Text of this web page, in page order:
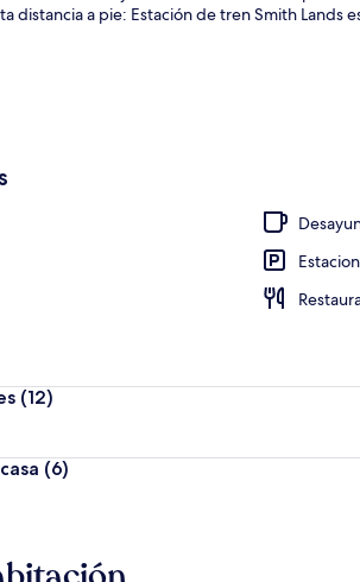
distancia a pie: Estación de tren Smith Lands
(12)
(6)